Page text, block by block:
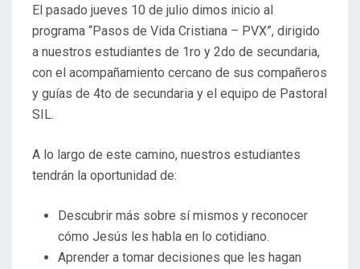
El pasado jueves 10 de julio dimos inicio al
programa “Pasos de Vida Cristiana – PVX”, dirigido
a nuestros estudiantes de 1ro y 2do de secundaria,
con el acompañamiento cercano de sus compañeros
y guías de 4to de secundaria y el equipo de Pastoral
SIL.
A lo largo de este camino, nuestros estudiantes
tendrán la oportunidad de:
Descubrir más sobre sí mismos y reconocer
cómo Jesús les habla en lo cotidiano.
Aprender a tomar decisiones que les hagan